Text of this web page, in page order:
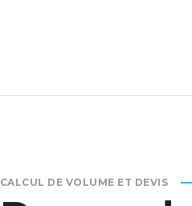
CALCUL DE VOLUME ET DEVIS